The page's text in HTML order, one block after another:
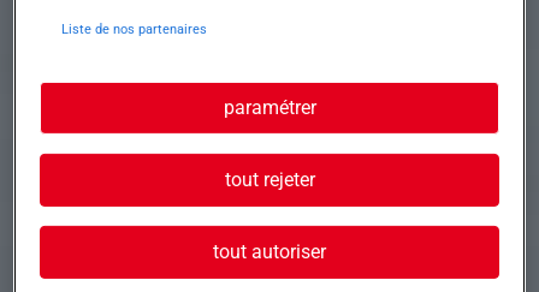
Postuler à cette offre
Liste de nos partenaires
paramétrer
tout rejeter
tout autoriser